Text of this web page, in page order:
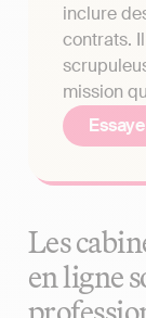
inclure
contrats.
mission
Les
en ligne